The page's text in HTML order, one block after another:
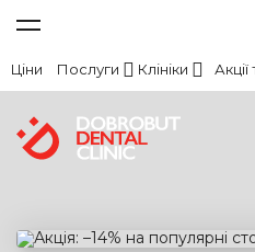
Ціни Послуги Клініки